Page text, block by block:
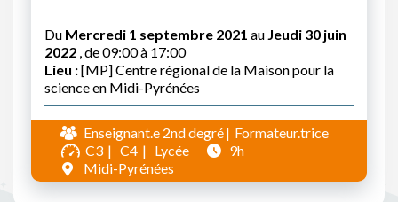
Du Mercredi 1 septembre 2021 au Jeudi 30 juin
2022 , de 09:00 à 17:00
Lieu :[MP] Centre régional de la Maison pour la
science en Midi-Pyrénées
Enseignant.e 2nd degré
Formateur.trice
C3
C4 Lycée
9h
Midi-Pyrénées